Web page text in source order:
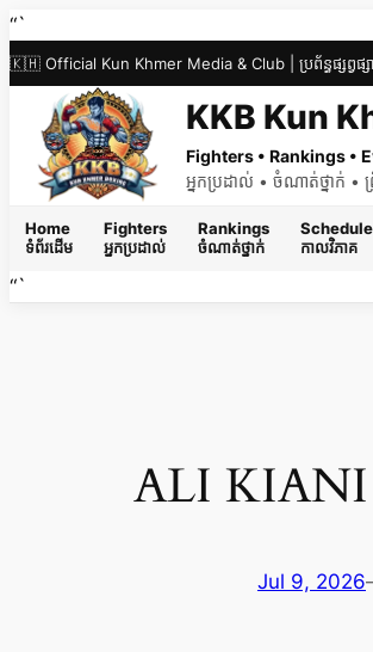
Skip
to
content
“`
🇰🇭 Official Kun Khmer Media & Club | ប្រព័ន្ធផ្សព្វផ្សាយ
KKB Kun
Fighters • Rankings •
អ្នកប្រដាល់ • ចំណាត់ថ្នាក់ •
Home
ទំព័រដើម
Fighters
អ្នកប្រដាល់
Rankings
ចំណាត់ថ្នាក់
Schedule
កាលវិភាគ
“`
ALI KIANI
Jul 9, 2026